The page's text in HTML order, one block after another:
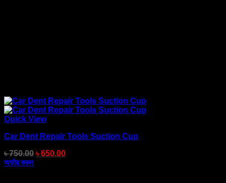
Quick View
Car Dent Repair Tools Suction Cup
৳750.00 ৳650.00
অর্ডার করুন